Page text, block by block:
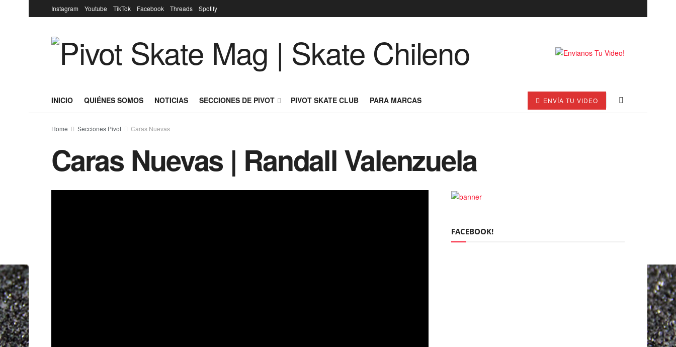
Instagram Youtube TikTok Facebook Threads Spotify
INICIO QUIÉNES SOMOS NOTICIAS SECCIONES DE PIVOT PIVOT SKATE CLUB PARA MARCAS ENVÍA TU VIDEO
Home Secciones Pivot Caras Nuevas
Caras Nuevas | Randall Valenzuela
FACEBOOK!